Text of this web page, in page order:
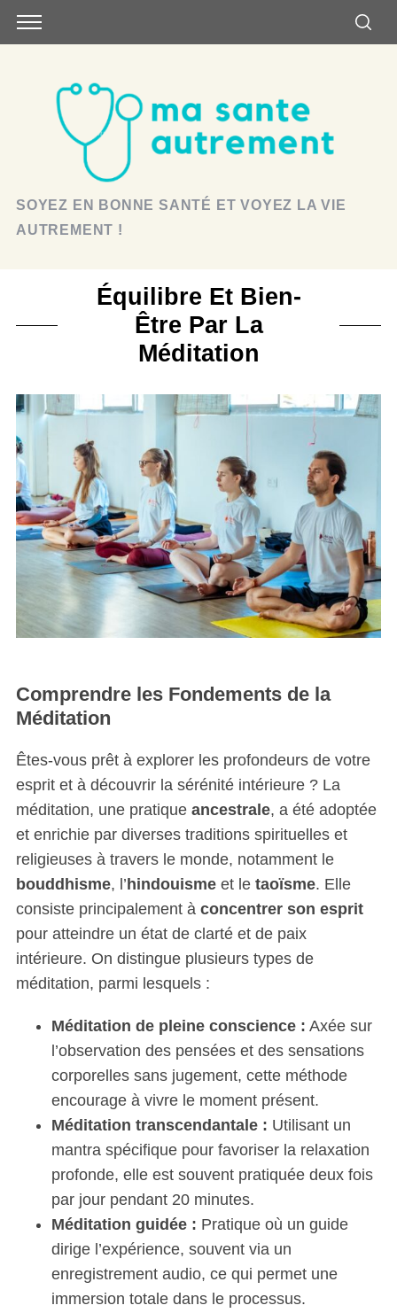
SOYEZ EN BONNE SANTÉ ET VOYEZ LA VIE
AUTREMENT !
Équilibre Et Bien-
Être Par La
Méditation
Comprendre les Fondements de la
Méditation
Êtes-vous prêt à explorer les profondeurs de votre
esprit et à découvrir la sérénité intérieure ? La
méditation, une pratique ancestrale, a été adoptée
et enrichie par diverses traditions spirituelles et
religieuses à travers le monde, notamment le
bouddhisme, l’hindouismeet le taoïsme. Elle
consiste principalement à concentrer son esprit
pour atteindre un état de clarté et de paix
intérieure. On distingue plusieurs types de
méditation, parmi lesquels :
Méditation de pleine conscience : Axée sur
l’observation des pensées et des sensations
corporelles sans jugement, cette méthode
encourage à vivre le moment présent.
Méditation transcendantale : Utilisant un
mantra spécifique pour favoriser la relaxation
profonde, elle est souvent pratiquée deux fois
par jour pendant 20 minutes.
Méditation guidée : Pratique où un guide
dirige l’expérience, souvent via un
enregistrement audio, ce qui permet une
immersion totale dans le processus.